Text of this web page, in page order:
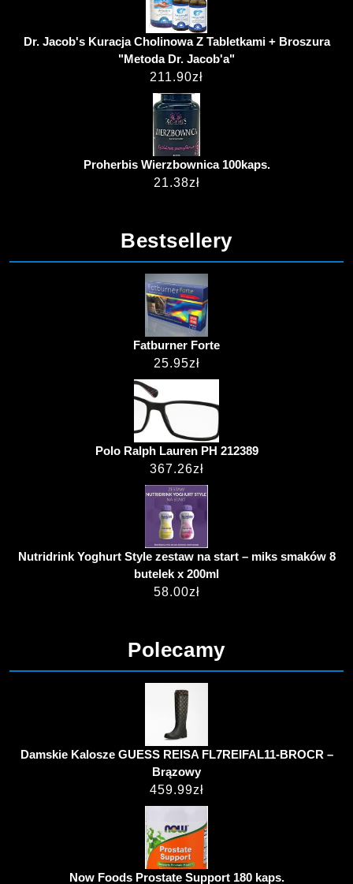
Dr. Jacob's Kuracja Cholinowa Z Tabletkami + Broszura
"Metoda Dr. Jacob'a"
211.90zł
Proherbis Wierzbownica 100kaps.
21.38zł
Bestsellery
Fatburner Forte
25.95zł
Polo Ralph Lauren PH 212389
367.26zł
Nutridrink Yoghurt Style zestaw na start – miks smaków 8
butelek x 200ml
58.00zł
Polecamy
Damskie Kalosze GUESS REISA FL7REIFAL11-BROCR –
Brązowy
459.99zł
Now Foods Prostate Support 180 kaps.